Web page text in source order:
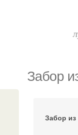
Забор
Забор